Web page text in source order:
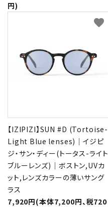
円)
【IZIPIZI】SUN #D (Tortoise-
Light Blue lenses)｜イジピ
ジ・サン・ディー(トータス-ライト
ブルーレンズ)｜ボストン,UVカ
ット,レンズカラーの薄いサング
ラス
7,920円(本体7,200円、税720
favorite